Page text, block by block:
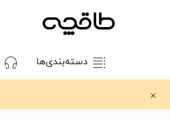
دسته‌بندی‌ها